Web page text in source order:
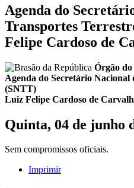
Agenda do
Transportes
Felipe Cardoso de
Órgão
Agenda do Secretário Nacional
(SNTT)
Luiz Felipe Cardoso de
Quinta, 04 de junho
Sem compromissos oficiais.
Imprimir